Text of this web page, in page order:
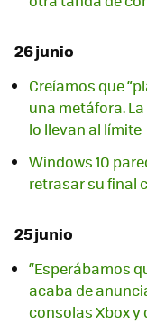
26 junio
Creíamos que
una metáfora.
lo llevan al límite
Windows 10
retrasar su final
25 junio
“Esperábamos
acaba de
consolas Xbox y